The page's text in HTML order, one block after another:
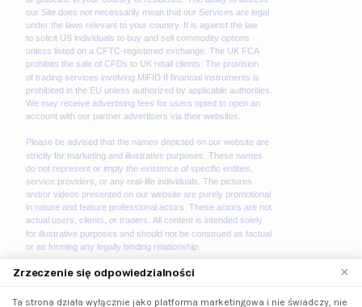
Zrzeczenie się odpowiedzialności ×
Ta strona działa wyłącznie jako platforma marketingowa i nie świadczy, nie